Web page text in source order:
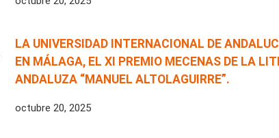
LA UNIVERSIDAD INTERNACIONAL DE
EN MÁLAGA, EL XI PREMIO MECENAS DE LA
ANDALUZA “MANUEL ALTOLAGUIRRE”.
octubre 20, 2025